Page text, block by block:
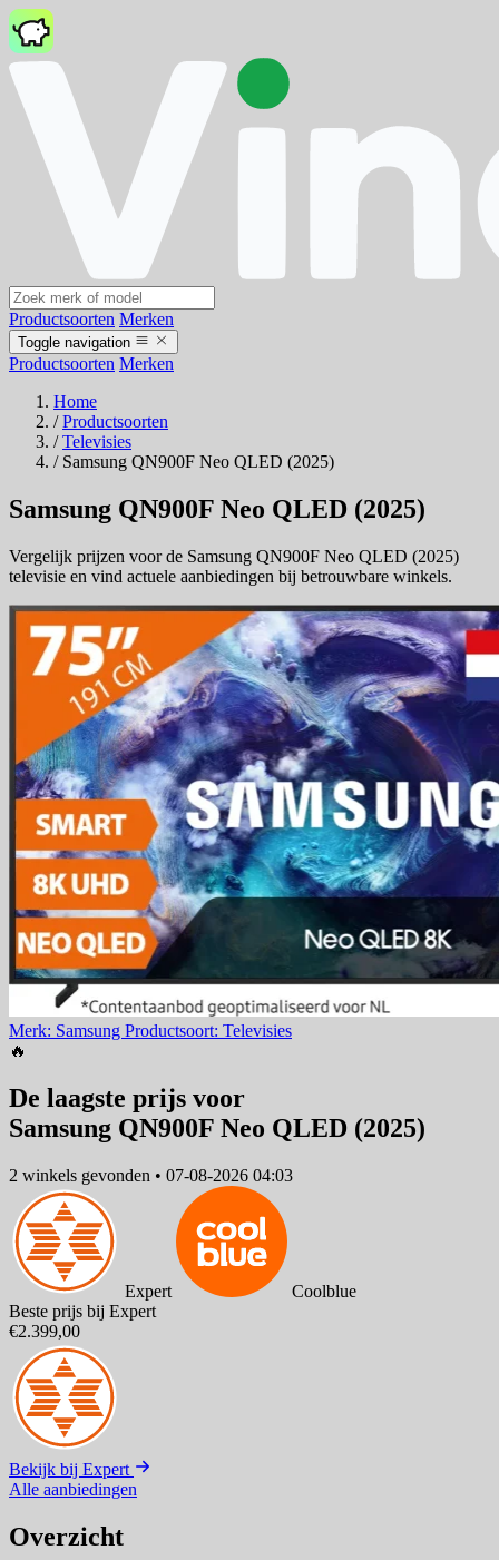
Productsoorten Merken
Toggle navigation
Productsoorten Merken
Home
/ Productsoorten
/ Televisies
/ Samsung QN900F Neo QLED (2025)
Samsung QN900F Neo QLED (2025)
Vergelijk prijzen voor de Samsung QN900F Neo QLED (2025)
televisie en vind actuele aanbiedingen bij betrouwbare winkels.
Merk: Samsung Productsoort: Televisies
🔥
De laagste prijs voor
Samsung QN900F Neo QLED (2025)
2 winkels gevonden • 07-08-2026 04:03
Expert
Coolblue
Beste prijs bij Expert
€2.399,00
Bekijk bij Expert
Alle aanbiedingen
Overzicht